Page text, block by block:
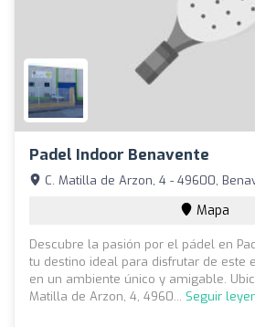
Padel Indoor Benavente
C. Matilla de Arzon, 4 - 49600,
Mapa
Descubre la pasión por el pádel en
tu destino ideal para disfrutar de este
en un ambiente único y amigable.
Matilla de Arzon, 4, 4960... Seguir